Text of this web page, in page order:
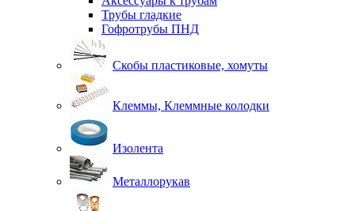
Трубы гладкие
Гофротрубы ПНД
Скобы пластиковые, хомуты
Клеммы, Клеммные колодки
Изолента
Металлорукав